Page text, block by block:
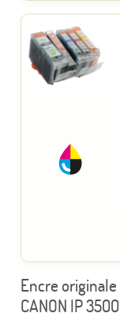
Encre originale
CANON IP 3500